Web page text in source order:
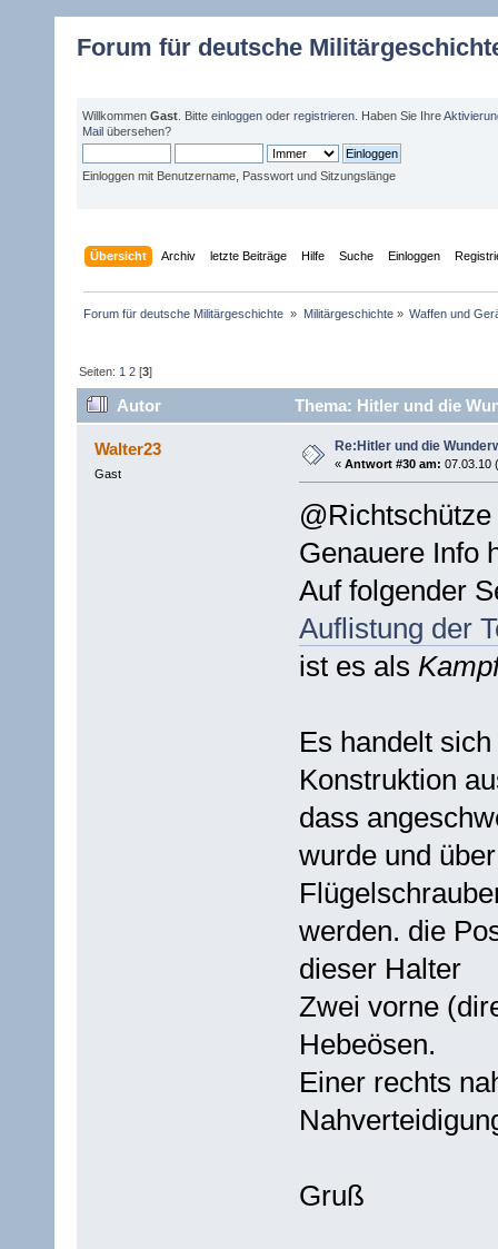
Forum für deutsche
Willkommen Gast . Bitte einloggen oder registrieren . Haben Sie Ihre
Mail übersehen?
Einloggen mit Benutzername, Passwort und Sitzungslänge
Übersicht Archiv letzte Beiträge Hilfe Suche Einloggen
Forum für deutsche Militärgeschichte » Militärgeschichte» Waffen und
Seiten: 1 2 [3]
Autor Thema: Hitler und die
Walter23
Gast
Re:Hitler und die
« Antwort #30 am: 07.03.10
@Richtschütze
Genauere Info
Auf folgender
Auflistung der
ist es als
Es handelt
Konstruktion
dass
wurde und
werden. die
dieser Halter
Zwei vorne
Hebeösen.
Einer rechts
Gruß